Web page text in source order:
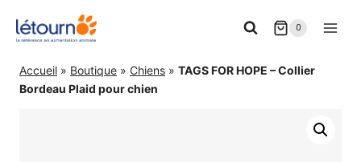
0
Accueil » Boutique » Chiens » TAGS FOR HOPE – Collier
Bordeau Plaid pour chien